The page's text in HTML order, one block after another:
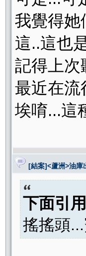
我覺得她
這..這也
記得上次
最近在流
埃唷...這
[結案]<蘆洲>油庫
下面引
搖搖頭